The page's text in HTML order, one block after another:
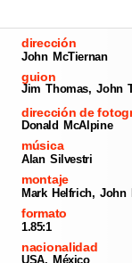
dirección
John McTiernan
guion
Jim Thomas, John
dirección de
Donald McAlpine
música
Alan Silvestri
montaje
Mark Helfrich, John
formato
1.85:1
nacionalidad
USA, México